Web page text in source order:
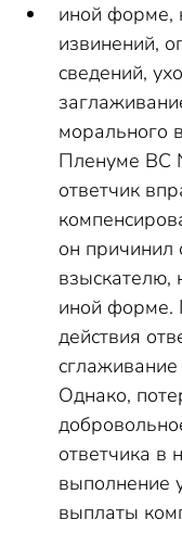
иной форме,
извинений,
сведений,
морального
Пленуме ВС
ответчик
он причинил
взыскателю,
иной форме.
действия
Однако,
ответчика в
выполнение
выплаты